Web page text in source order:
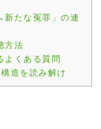
たな冤罪」の連
方法
よくある質問
造を読み解け